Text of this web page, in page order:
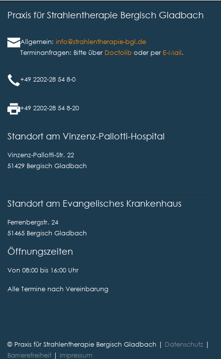
Praxis für Strahlentherapie Bergisch Gladbach
Allgemein: info@strahlentherapie-bgl.de
Terminanfragen: Bitte über Doctolib oder per E-Mail.
+49 2202-28 54 8-0
+49 2202-28 54 8-20
Standort am Vinzenz-Pallotti-Hospital
Vinzenz-Pallotti-Str. 22
51429 Bergisch Gladbach
Standort am Evangelisches Krankenhaus
Ferrenbergstr. 24
51465 Bergisch Gladbach
Öffnungszeiten
Von 08:00 bis 16:00 Uhr
Alle Termine nach Vereinbarung
© Praxis für Strahlentherapie Bergisch Gladbach | Datenschutz |
Barrierefreiheit | Impressum